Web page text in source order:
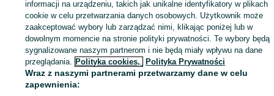
Strona główna Dom i Ogród Ogród Grill Grill - Dolnośląskie Grill -
KATEGORIA
ID:564424498
informacji na urządzeniu, takich jak unikalne identyfikatory w plikach
cookie w celu przetwarzania danych osobowych. Użytkownik może
zaakceptować wybory lub zarządzać nimi, klikając poniżej lub w
dowolnym momencie na stronie polityki prywatności. Te wybory będą
sygnalizowane naszym partnerom i nie będą miały wpływu na dane
przeglądania. Polityka cookies, Polityka Prywatności
Wraz z naszymi partnerami przetwarzamy dane w celu
zapewnienia: